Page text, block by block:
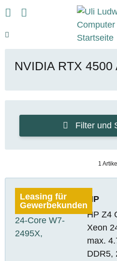
NVIDIA RTX 4500
Filter und
1
Leasing für
Gewerbekunden
HP
HP Z4
Xeon
max.
DDR5,